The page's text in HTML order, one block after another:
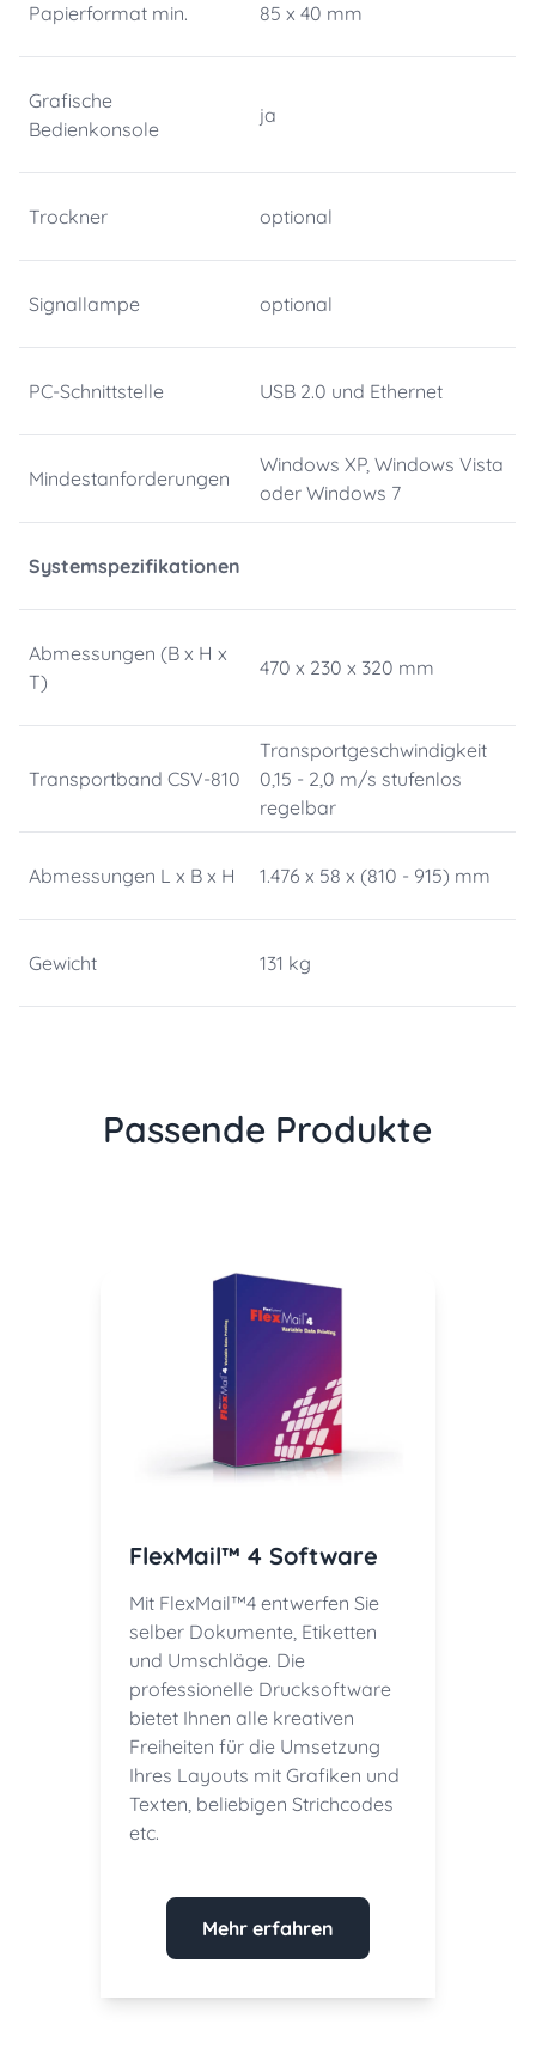
Papierformat min. 85 x 40 mm
Grafische
Bedienkonsole
ja
Trockner optional
Signallampe optional
PC-Schnittstelle USB 2.0 und Ethernet
Mindestanforderungen
Windows XP, Windows Vista
oder Windows 7
Systemspezifikationen
Abmessungen (B x H x
T)
470 x 230 x 320 mm
Transportband CSV-810
Transportgeschwindigkeit
0,15 - 2,0 m/s stufenlos
regelbar
Abmessungen L x B x H 1.476 x 58 x (810 - 915) mm
Gewicht 131 kg
Passende Produkte
FlexMail™ 4 Software
Mit FlexMail™4 entwerfen Sie
selber Dokumente, Etiketten
und Umschläge. Die
professionelle Drucksoftware
bietet Ihnen alle kreativen
Freiheiten für die Umsetzung
Ihres Layouts mit Grafiken und
Texten, beliebigen Strichcodes
etc.
Mehr erfahren